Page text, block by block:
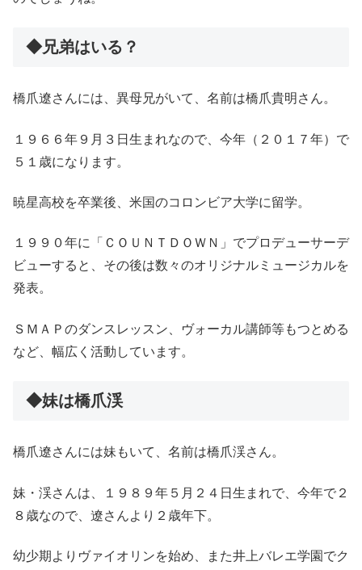
◆兄弟はいる？
橋爪遼さんには、異母兄がいて、名前は橋爪貴明さん。
１９６６年９月３日生まれなので、今年（２０１７年）で
５１歳になります。
暁星高校を卒業後、米国のコロンビア大学に留学。
１９９０年に「ＣＯＵＮＴＤＯＷＮ」でプロデューサーデ
ビューすると、その後は数々のオリジナルミュージカルを
発表。
ＳＭＡＰのダンスレッスン、ヴォーカル講師等もつとめる
など、幅広く活動しています。
◆妹は橋爪渓
橋爪遼さんには妹もいて、名前は橋爪渓さん。
妹・渓さんは、１９８９年５月２４日生まれで、今年で２
８歳なので、遼さんより２歳年下。
幼少期よりヴァイオリンを始め、また井上バレエ学園でク